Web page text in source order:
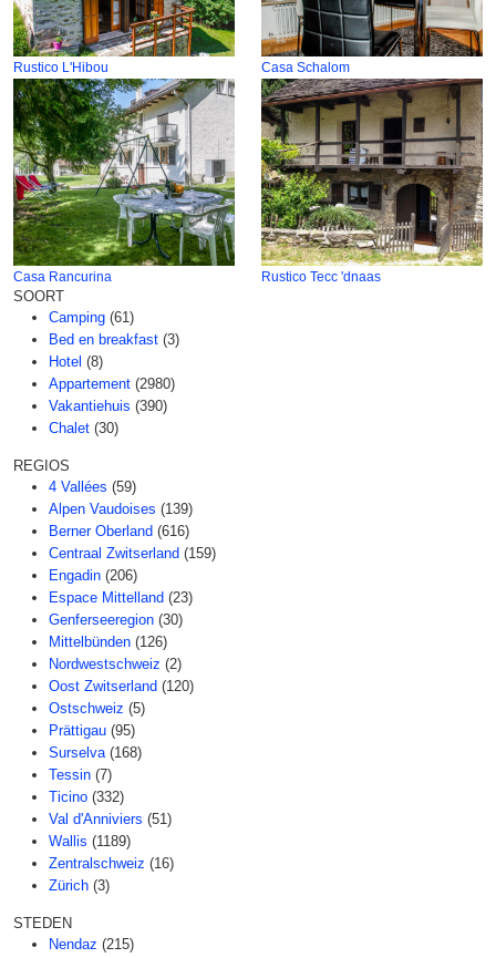
Rustico L'Hibou Casa Schalom
Casa Rancurina Rustico Tecc 'dnaas
SOORT
Camping (61)
Bed en breakfast (3)
Hotel (8)
Appartement (2980)
Vakantiehuis (390)
Chalet (30)
REGIOS
4 Vallées (59)
Alpen Vaudoises (139)
Berner Oberland (616)
Centraal Zwitserland (159)
Engadin (206)
Espace Mittelland (23)
Genferseeregion (30)
Mittelbünden (126)
Nordwestschweiz (2)
Oost Zwitserland (120)
Ostschweiz (5)
Prättigau (95)
Surselva (168)
Tessin (7)
Ticino (332)
Val d'Anniviers (51)
Wallis (1189)
Zentralschweiz (16)
Zürich (3)
STEDEN
Nendaz (215)